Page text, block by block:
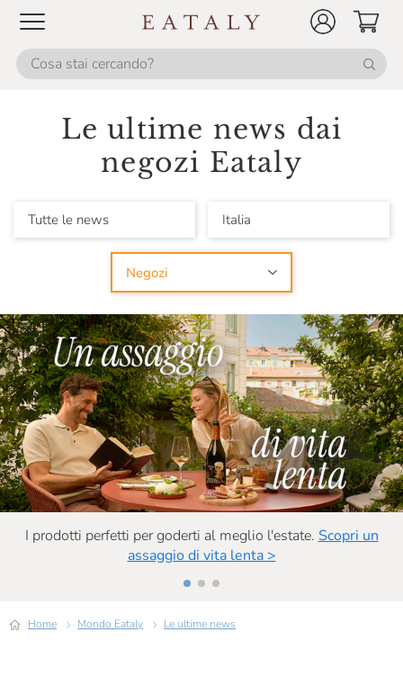
Le ultime news dai
negozi Eataly
Tutte le news Italia
Negozi
I prodotti perfetti per goderti al meglio l'estate. Scopri un
assaggio di vita lenta >
Home Mondo Eataly Le ultime news